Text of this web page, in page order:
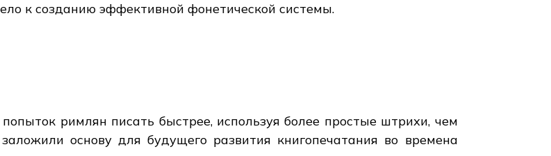
к созданию эффективной фонетической системы.
римлян писать быстрее, используя более простые штрихи, чем
основу для будущего развития книгопечатания во времена